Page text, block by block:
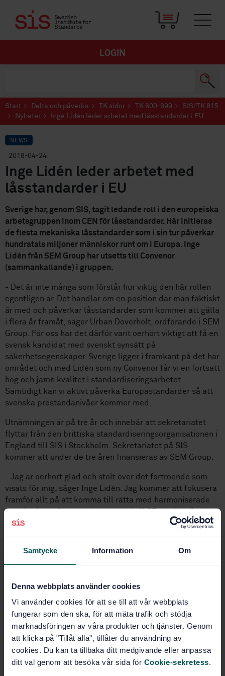
Samtycke Information Om
Denna webbplats använder cookies
Vi använder cookies för att se till att vår webbplats
fungerar som den ska, för att mäta trafik och stödja
marknadsföringen av våra produkter och tjänster. Genom
att klicka på "Tillåt alla", tillåter du användning av
cookies. Du kan ta tillbaka ditt medgivande eller anpassa
ditt val genom att besöka vår sida för Cookie-sekretess.
LOGIN
Start Delta och påverka TK sidor TK 600-699
SIS/TK 615
Nyheter
Inge Lidén leder arbetet med låsstandarder i EU
NEWS
· 2018-04-24
Inge Lidén leder arbetet med
låsstandarder i EU
Sverige har, genom SIS, tagit ledande roll i den europeiska
arbetsgruppen inom CEN för låsstandarder. Här initieras
de flesta mekaniska låsstandarder som i sin tur påverkar
hundratals miljoner människor runt om i Europa. Inge
Lidén från SEM Group har utsetts till Convenor
(sammankallande) i gruppen.
- Det är inte många som förstår hur viktig den här rollen
egentligen är. Det handlar om en position där man faktiskt
är med och påverkar låsstandarder som kommer att gälla
i flera år framåt, säger Urban Doverholt, ordförande i SEM
Group. För oss har det därför varit oerhört viktigt att få en
svensk kandidat med svenskt synsätt på
säkerhetsegenskaper. Sverige ligger i framkant på det här
området och med Lidén som ny Convenor får vi en fortsatt
hög och jämn kvalitet i standardiseringsarbetet.
Samtidigt kan vi aktivt påverka Europastandarder så att
svenska prestandanivåer kommer med.
Utnämningen är på tre år och innebär att sekretariatet
flyttar från den brittiska standardiseringsorganisationen i
England till SIS i Stockholm. Sekretariatet på SIS
kommer att under de tre åren finansieras av SEM Group.
- Jag är oerhört glad och stolt över det förtroende som
visats för mig, säger Inge Lidén. Jag kommer att fokusera
framför allt på att komma till rätta med harmoniserade
standarderna för produkter som skall CE-märkas för
brand- och utrymningsegenskaper. På lite längre sikt
frågan samt inbrottssäkerhet.
Fakta låsstandardisering
Arbetet med låsstandarder på europeisk nivå är
organiserat på följande sätt.
CEN/TC 33, Doors, windows, shutters, building hardware
and curtain walling – Den europeiska tekniska
kommittén.